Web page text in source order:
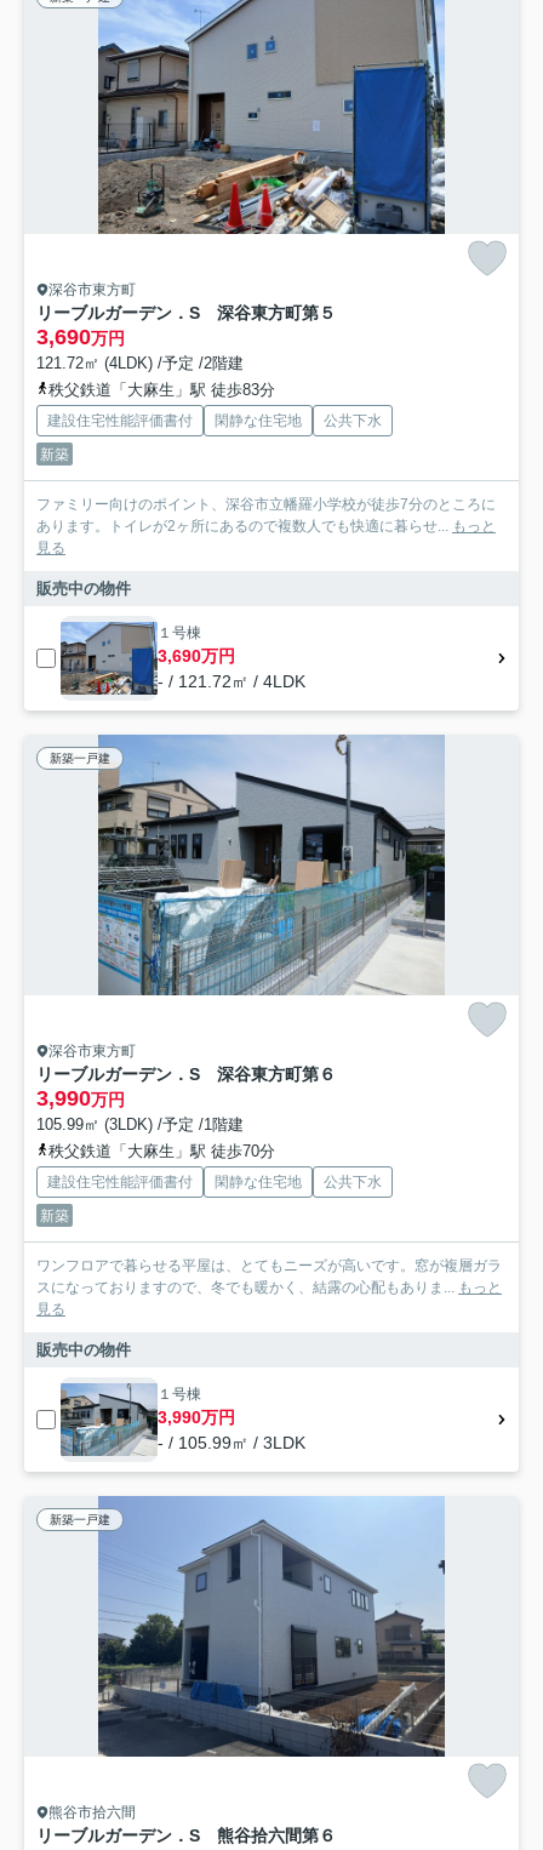
深谷市東方町
リーブルガーデン．S 深谷東方町第５
3,690万円
121.72㎡ (4LDK) /予定 /2階建
秩父鉄道「大麻生」駅 徒歩83分
建設住宅性能評価書付 閑静な住宅地
公共下水
新築
ファミリー向けのポイント、深谷市立幡羅小学校が徒歩7分のところに
あります。トイレが2ヶ所にあるので複数人でも快適に暮らせ... もっと
見る
販売中の物件
１号棟
3,690万円
- / 121.72㎡ / 4LDK
新築一戸建
深谷市東方町
リーブルガーデン．S 深谷東方町第６
3,990万円
105.99㎡ (3LDK) /予定 /1階建
秩父鉄道「大麻生」駅 徒歩70分
建設住宅性能評価書付 閑静な住宅地
公共下水
新築
ワンフロアで暮らせる平屋は、とてもニーズが高いです。窓が複層ガラ
スになっておりますので、冬でも暖かく、結露の心配もありま... もっと
見る
販売中の物件
１号棟
3,990万円
- / 105.99㎡ / 3LDK
新築一戸建
熊谷市拾六間
リーブルガーデン．S 熊谷拾六間第６